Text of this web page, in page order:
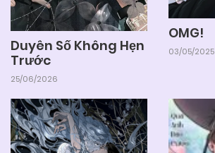
Duyên Số Không Hẹn
Trước
25/06/2026
OMG!
03/05/2025